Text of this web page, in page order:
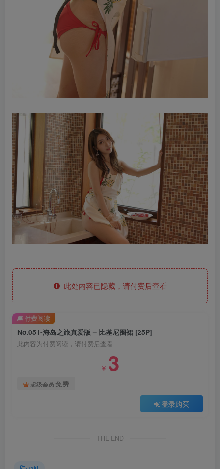
此处内容已隐藏，请付费后查看
No.051-海岛之旅真爱版 – 比基尼围裙 [25P]
此内容为付费阅读，请付费后查看
￥ 3
超级会员 免费
登录购买
付费阅读
THE END